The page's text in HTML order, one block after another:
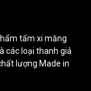
tấm xi măng
các loại thanh giả
lượng Made in